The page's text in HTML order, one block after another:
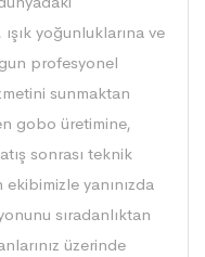
yoğunluklarına ve
profesyonel
sunmaktan
gobo üretimine,
sonrası teknik
yanınızda
sıradanlıktan
üzerinde